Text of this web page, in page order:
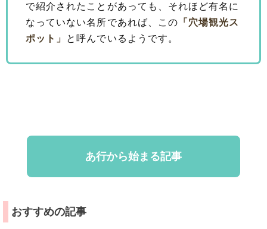
で紹介されたことがあっても、それほど有名に
なっていない名所であれば、この 「穴場観光ス
ポット」
と呼んでいるようです。
あ行から始まる記事
おすすめの記事